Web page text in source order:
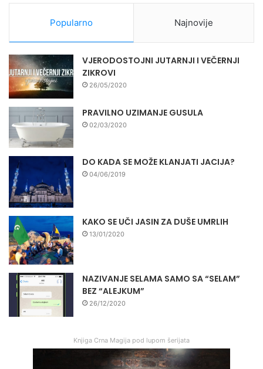
Popularno Najnovije
VJERODOSTOJNI JUTARNJI I VEČERNJI
ZIKROVI
26/05/2020
PRAVILNO UZIMANJE GUSULA
02/03/2020
DO KADA SE MOŽE KLANJATI JACIJA?
04/06/2019
KAKO SE UČI JASIN ZA DUŠE UMRLIH
13/01/2020
NAZIVANJE SELAMA SAMO SA “SELAM”
BEZ “ALEJKUM”
26/12/2020
Knjiga Crna Magija pod lupom šerijata